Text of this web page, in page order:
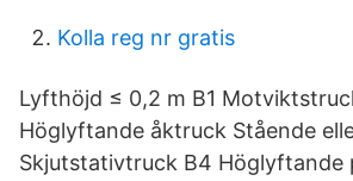
Kolla reg nr gratis
Lyfthöjd ≤ 0,2 m B1
Höglyftande åktruck Stående
Skjutstativtruck B4 Höglyftande